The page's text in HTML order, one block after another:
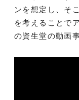
ンを想定し、そ
を考えることで
の資生堂の動画